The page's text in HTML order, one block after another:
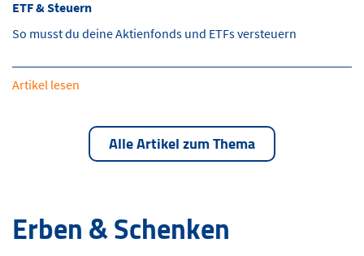
ETF & Steuern
So musst du deine Aktienfonds und ETFs versteuern
Artikel lesen
Alle Artikel zum Thema
Erben & Schenken